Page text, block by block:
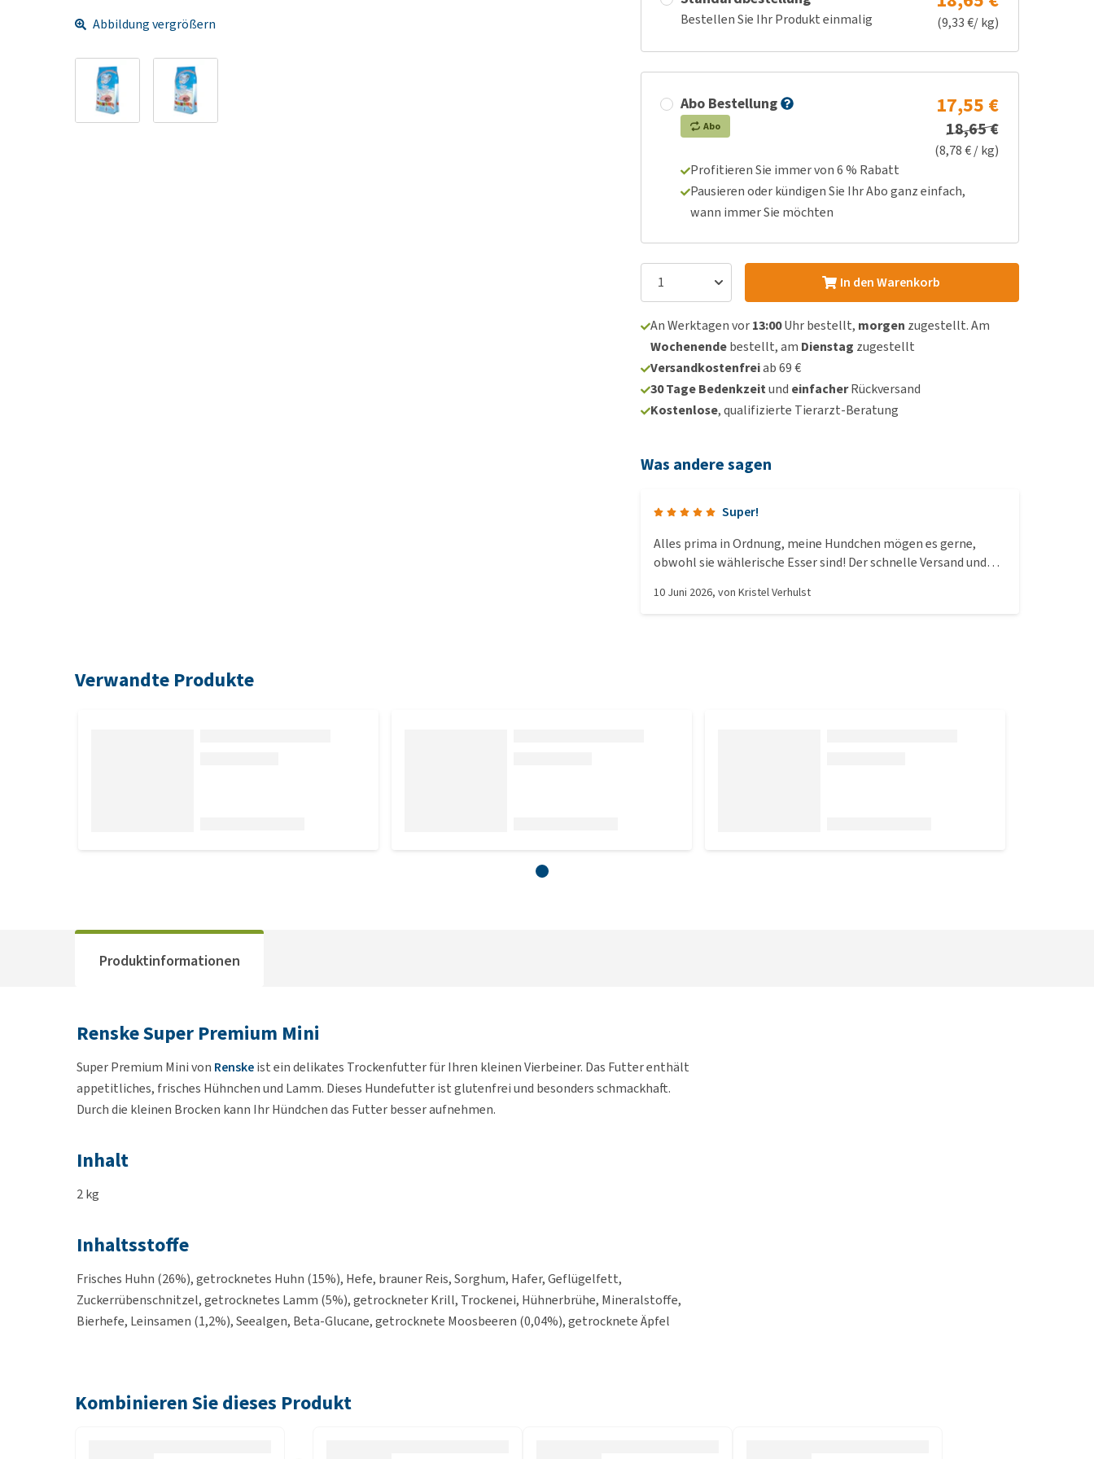
Abbildung vergrößern Bestellen Sie Ihr Produkt einmalig (9,33 €/ kg)
Abo Bestellung
Abo
17,55 €
18,65 €
(8,78 € / kg)
Profitieren Sie immer von 6 % Rabatt
Pausieren oder kündigen Sie Ihr Abo ganz einfach,
wann immer Sie möchten
In den Warenkorb
An Werktagen vor13:00Uhr bestellt, morgen zugestellt. Am
Wochenendebestellt, am Dienstag zugestellt
Versandkostenfreiab 69 €
30 Tage Bedenkzeitund einfacherRückversand
Kostenlose, qualifizierte Tierarzt-Beratung
Was andere sagen
Super!
Alles prima in Ordnung, meine Hundchen mögen es gerne,
obwohl sie wählerische Esser sind! Der schnelle Versand und
10 Juni 2026, vonKristel Verhulst
Verwandte Produkte
Produktinformationen
Renske Super Premium Mini
Super Premium Mini von Renskeist ein delikates Trockenfutter für Ihren kleinen Vierbeiner. Das Futter enthält
appetitliches, frisches Hühnchen und Lamm. Dieses Hundefutter ist glutenfrei und besonders schmackhaft.
Durch die kleinen Brocken kann Ihr Hündchen das Futter besser aufnehmen.
Inhalt
2 kg
Inhaltsstoffe
Frisches Huhn (26%), getrocknetes Huhn (15%), Hefe, brauner Reis, Sorghum, Hafer, Geflügelfett,
Zuckerrübenschnitzel, getrocknetes Lamm (5%), getrockneter Krill, Trockenei, Hühnerbrühe, Mineralstoffe,
Bierhefe, Leinsamen (1,2%), Seealgen, Beta-Glucane, getrocknete Moosbeeren (0,04%), getrocknete Äpfel
Analytische Bestandteile
Kombinieren Sie dieses Produkt